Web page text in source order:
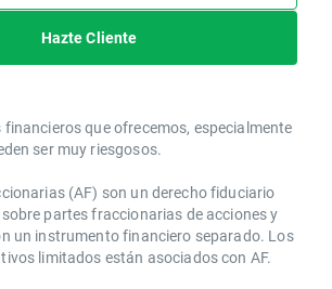
Hazte Cliente
que ofrecemos, especialmente
ser muy riesgosos.
(AF) son un derecho fiduciario
partes fraccionarias de acciones y
un instrumento financiero separado. Los
limitados están asociados con AF.